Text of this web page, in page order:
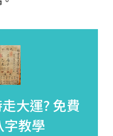
大運? 免費
字教學